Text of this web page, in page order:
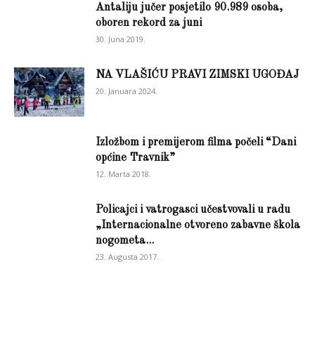
Antaliju jučer posjetilo 90.989 osoba,
oboren rekord za juni
30. Juna 2019.
NA VLAŠIĆU PRAVI ZIMSKI UGOĐAJ
20. Januara 2024.
Izložbom i premijerom filma počeli “Dani
općine Travnik”
12. Marta 2018.
Policajci i vatrogasci učestvovali u radu
„Internacionalne otvoreno zabavne škola
nogometa...
23. Augusta 2017.